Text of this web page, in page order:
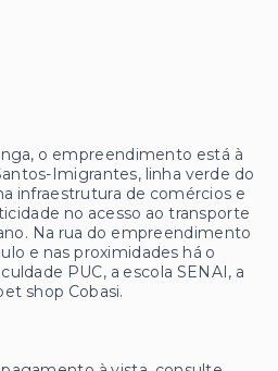
o empreendimento está à
Imigrantes, linha verde do
infraestrutura de comércios e
no acesso ao transporte
Na rua do empreendimento
e nas proximidades há o
PUC, a escola SENAI, a
shop Cobasi.